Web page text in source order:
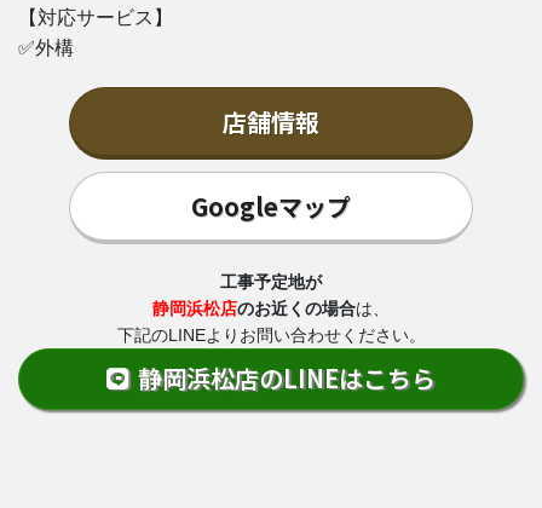
【対応サービス】
✅外構
店舗情報
Googleマップ
工事予定地が
静岡浜松店のお近くの場合は、
下記のLINEよりお問い合わせください。
静岡浜松店のLINEはこちら